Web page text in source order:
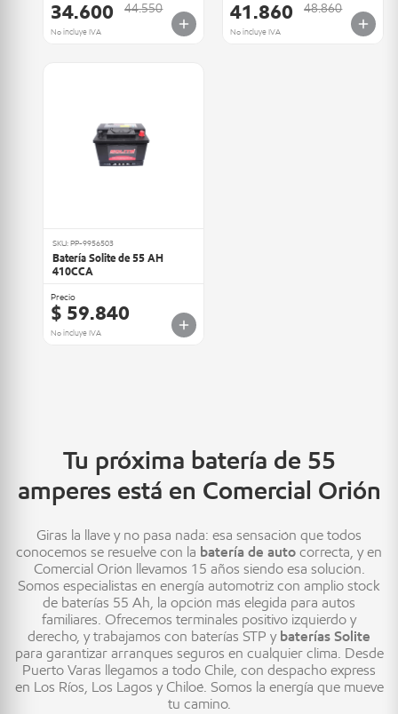
34.600
44.550
No incluye IVA
41.860
48.860
No incluye IVA
SKU: PP-9956503
Batería Solite de 55 AH
410CCA
Precio
$ 59.840
No incluye IVA
Tu próxima batería de 55
amperes está en Comercial Orión
Giras la llave y no pasa nada: esa sensación que todos
conocemos se resuelve con la batería de auto correcta, y en
Comercial Orión llevamos 15 años siendo esa solución.
Somos especialistas en energía automotriz con amplio stock
de baterías 55 Ah, la opción más elegida para autos
familiares. Ofrecemos terminales positivo izquierdo y
derecho, y trabajamos con baterías STP y baterías Solite
para garantizar arranques seguros en cualquier clima. Desde
Puerto Varas llegamos a todo Chile, con despacho express
en Los Ríos, Los Lagos y Chiloé. Somos la energía que mueve
tu camino.